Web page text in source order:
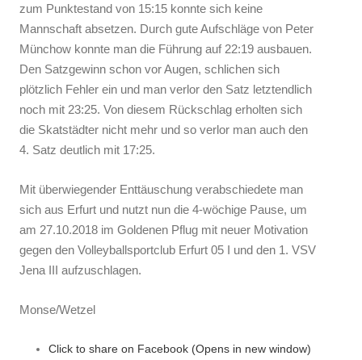
zum Punktestand von 15:15 konnte sich keine
Mannschaft absetzen. Durch gute Aufschläge von Peter
Münchow konnte man die Führung auf 22:19 ausbauen.
Den Satzgewinn schon vor Augen, schlichen sich
plötzlich Fehler ein und man verlor den Satz letztendlich
noch mit 23:25. Von diesem Rückschlag erholten sich
die Skatstädter nicht mehr und so verlor man auch den
4. Satz deutlich mit 17:25.
Mit überwiegender Enttäuschung verabschiedete man
sich aus Erfurt und nutzt nun die 4-wöchige Pause, um
am 27.10.2018 im Goldenen Pflug mit neuer Motivation
gegen den Volleyballsportclub Erfurt 05 I und den 1. VSV
Jena III aufzuschlagen.
Monse/Wetzel
Click to share on Facebook (Opens in new window)